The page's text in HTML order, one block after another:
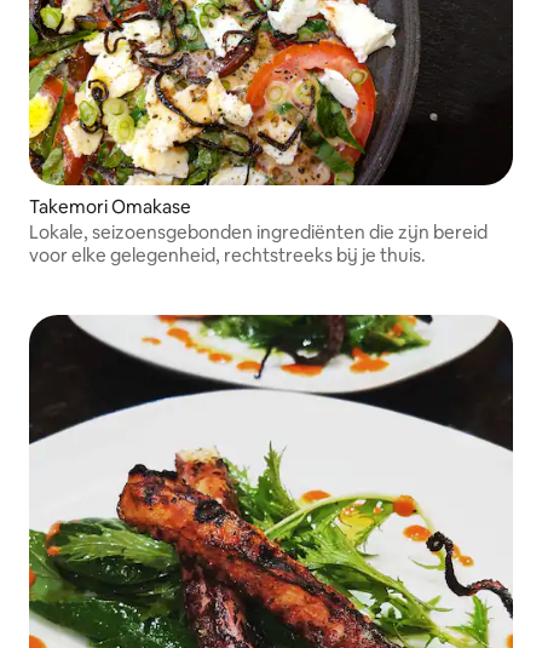
Takemori Omakase
Lokale, seizoensgebonden ingrediënten die zijn bereid
voor elke gelegenheid, rechtstreeks bij je thuis.